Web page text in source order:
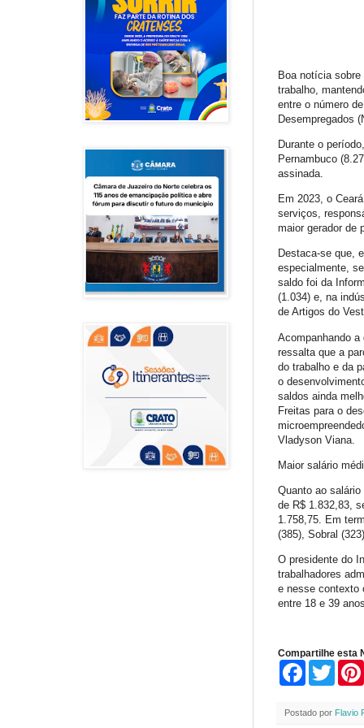
Boa notícia
trabalho,
entre o número
Desempregados
Durante o
Pernambuco
assinada.
Em 2023, o
serviços,
maior gerador de
Destaca-se que,
especialmente,
saldo foi da
(1.034) e, na
de Artigos do
Acompanhando
ressalta que a
do trabalho e da
o
saldos ainda
Freitas para o
Vladyson Viana.
Maior salário
Quanto ao
de R$ 1.832,83,
1.758,75. Em
(385), Sobral
O presidente do
trabalhadores
e nesse contexto
entre 18 e 39
Compartilhe esta
b
w
t
Postado por Flavio